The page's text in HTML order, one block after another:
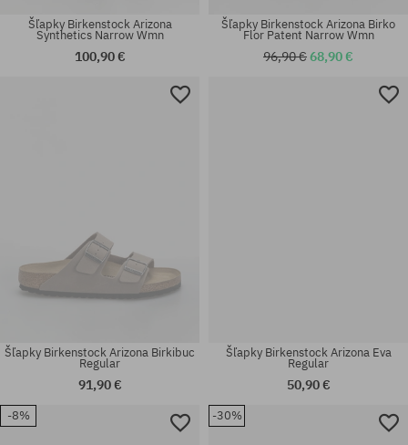
Dostupné veľkosti:
Šľapky Birkenstock Arizona
Synthetics Narrow Wmn
100,90 €
Dostupné veľkosti:
Šľapky Birkenstock Arizona Birko
Flor Patent Narrow Wmn
96,90 €68,90 €
Šľapky Birkenstock Arizona Birkibuc
Regular
91,90 €
Šľapky Birkenstock Arizona Eva
Regular
50,90 €
-8% -30%